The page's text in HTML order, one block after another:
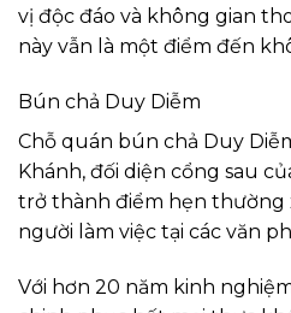
vị độc đáo và không gian
này vẫn là một điểm đến
Bún chả Duy Diễm
Chỗ quán bún chả Duy
Khánh, đối diện cổng sau
trở thành điểm hẹn thường
người làm việc tại các văn
Với hơn 20 năm kinh